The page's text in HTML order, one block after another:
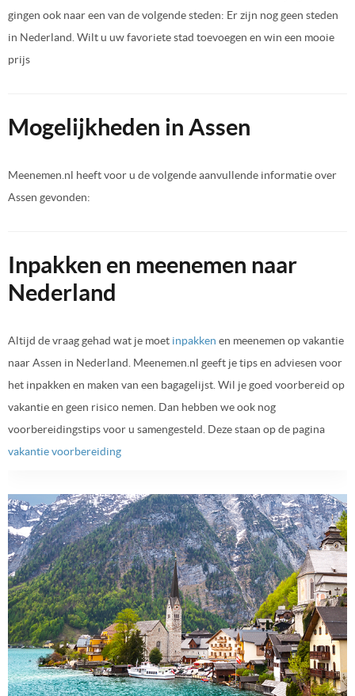
gingen ook naar een van de volgende steden: Er zijn nog geen steden
in Nederland. Wilt u uw favoriete stad toevoegen en win een mooie
prijs
Mogelijkheden in Assen
Meenemen.nl heeft voor u de volgende aanvullende informatie over
Assen gevonden:
Inpakken en meenemen naar
Nederland
Altijd de vraag gehad wat je moet inpakken en meenemen op vakantie
naar Assen in Nederland. Meenemen.nl geeft je tips en adviesen voor
het inpakken en maken van een bagagelijst. Wil je goed voorbereid op
vakantie en geen risico nemen. Dan hebben we ook nog
voorbereidingstips voor u samengesteld. Deze staan op de pagina
vakantie voorbereiding